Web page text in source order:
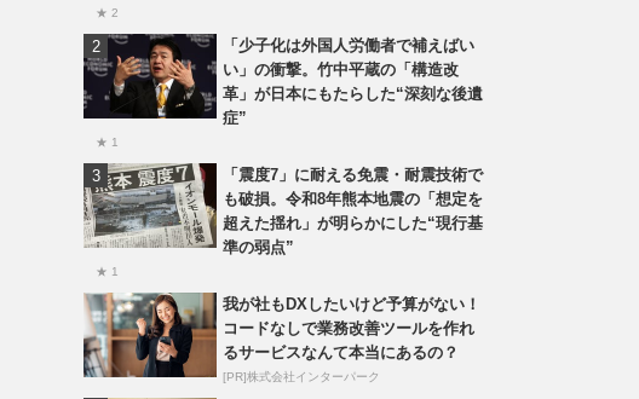
★ 2
「少子化は外国人労働者で補えばい
い」の衝撃。竹中平蔵の「構造改
革」が日本にもたらした“深刻な後遺
症”
★ 1
「震度7」に耐える免震・耐震技術で
も破損。令和8年熊本地震の「想定を
超えた揺れ」が明らかにした“現行基
準の弱点”
★ 1
我が社もDXしたいけど予算がない！
コードなしで業務改善ツールを作れ
るサービスなんて本当にあるの？
[PR]株式会社インターパーク